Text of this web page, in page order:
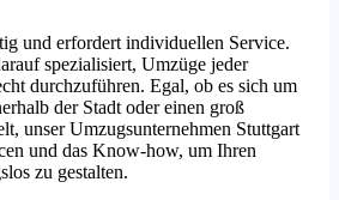
und erfordert individuellen Service.
spezialisiert, Umzüge jeder
durchzuführen. Egal, ob es sich um
der Stadt oder einen groß
unser Umzugsunternehmen Stuttgart
und das Know-how, um Ihren
zu gestalten.